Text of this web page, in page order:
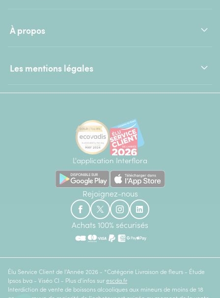
À propos
Les mentions légales
L'application Interflora
Rejoignez-nous
Achats 100% sécurisés
Élu Service Client de l'Année 2026 - *Catégorie Livraison de fleurs - Étude
Ipsos bva - Viséo CI - Plus d'infos sur escda.fr
Interdiction de vente de boissons alcooliques aux mineurs de moins de 18